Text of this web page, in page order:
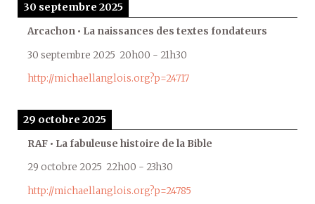
30 septembre 2025
Arcachon • La naissances des textes fondateurs
30 septembre 2025 20h00 - 21h30
http://michaellanglois.org?p=24717
29 octobre 2025
RAF • La fabuleuse histoire de la Bible
29 octobre 2025 22h00 - 23h30
http://michaellanglois.org?p=24785